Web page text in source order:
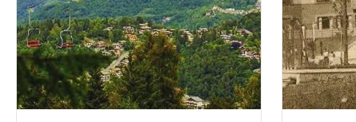
quali si sono
lenta